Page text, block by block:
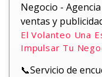
Negocio -
ventas y
El Volanteo Una
Impulsar Tu
📞Servicio de